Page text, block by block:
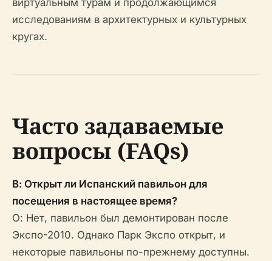
виртуальным турам и продолжающимся
исследованиям в архитектурных и культурных
кругах.
Часто задаваемые
вопросы (FAQs)
В: Открыт ли Испанский павильон для
посещения в настоящее время?
О: Нет, павильон был демонтирован после
Экспо-2010. Однако Парк Экспо открыт, и
некоторые павильоны по-прежнему доступны.